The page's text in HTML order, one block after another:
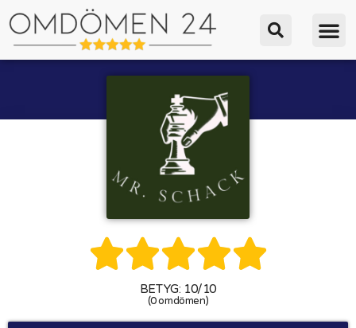

BETYG: 10/10
(0 omdömen)